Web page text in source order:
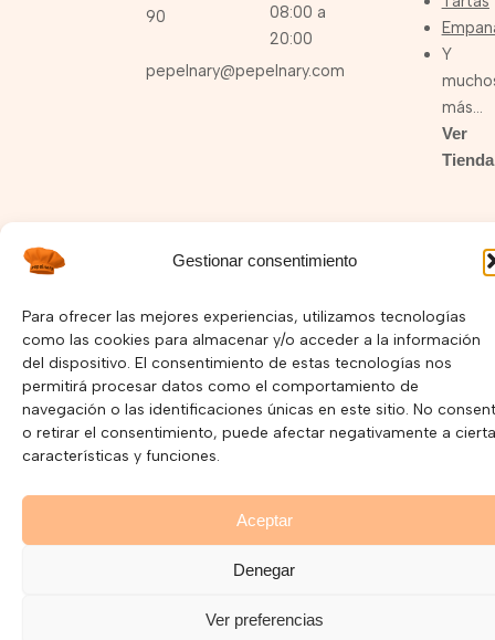
Gestionar consentimiento
Para ofrecer las mejores experiencias, utilizamos tecnologías
como las cookies para almacenar y/o acceder a la información
del dispositivo. El consentimiento de estas tecnologías nos
permitirá procesar datos como el comportamiento de
navegación o las identificaciones únicas en este sitio. No
o retirar el consentimiento, puede afectar negativamente a
características y funciones.
Aceptar
Denegar
Ver preferencias
90
pepelnary@pepelnary.com
08:00 a
20:00
Y
más…
Ver
Tienda
I
s
t
a
g
r
a
m
F
c
e
b
o
o
k
Y
u
t
u
b
e
Política de Privacidad –Política de Cookies
Copyright © 2025 Pepelnary.com | Página Web hecha por
Mayorga Marketing